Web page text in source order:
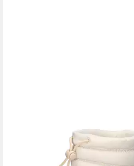
Puma Damen Winterstiefel
Tuff Terra Hi 402177